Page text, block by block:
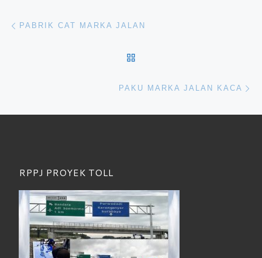
Navigasi pos
PABRIK CAT MARKA JALAN
PAKU MARKA JALAN KACA
RPPJ PROYEK TOLL